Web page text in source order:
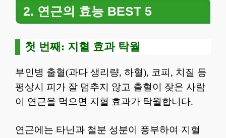
2. 연근의 효능 BEST 5
첫 번째: 지혈 효과 탁월
부인병 출혈(과다 생리량, 하혈), 코피, 치질 등
평상시 피가 잘 멈추지 않고 출혈이 잦은 사람
이 연근을 먹으면 지혈 효과가 탁월합니다.
연근에는 타닌과 철분 성분이 풍부하여 지혈